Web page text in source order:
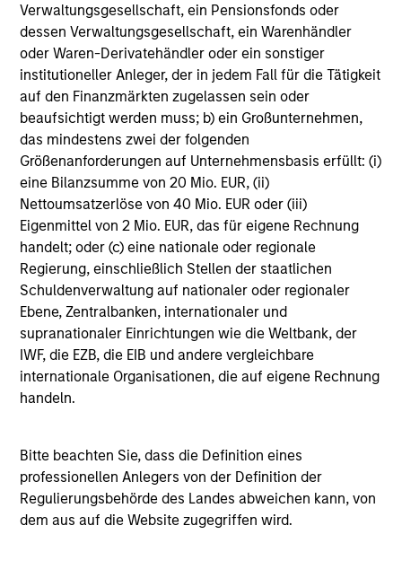
Verwaltungsgesellschaft, ein Pensionsfonds oder
dessen Verwaltungsgesellschaft, ein Warenhändler
oder Waren-Derivatehändler oder ein sonstiger
institutioneller Anleger, der in jedem Fall für die Tätigkeit
auf den Finanzmärkten zugelassen sein oder
beaufsichtigt werden muss; b) ein Großunternehmen,
das mindestens zwei der folgenden
Größenanforderungen auf Unternehmensbasis erfüllt: (i)
eine Bilanzsumme von 20 Mio. EUR, (ii)
Nettoumsatzerlöse von 40 Mio. EUR oder (iii)
Eigenmittel von 2 Mio. EUR, das für eigene Rechnung
handelt; oder (c) eine nationale oder regionale
Regierung, einschließlich Stellen der staatlichen
Schuldenverwaltung auf nationaler oder regionaler
Ebene, Zentralbanken, internationaler und
supranationaler Einrichtungen wie die Weltbank, der
IWF, die EZB, die EIB und andere vergleichbare
internationale Organisationen, die auf eigene Rechnung
handeln.
Bitte beachten Sie, dass die Definition eines
professionellen Anlegers von der Definition der
Regulierungsbehörde des Landes abweichen kann, von
dem aus auf die Website zugegriffen wird.
identify those that are fundamentally cheap.
Investment Approach
The team believes that successful investing in
securitized debt requires a long-term perspective, a
disciplined investment process, and a commitment to
research. They believe superior long-term returns can be
achieved by combining strategic portfolio-structure
decisions with sensible valuation methodologies for
selecting specific investments. Careful analysis of
mortgage market fundamentals must be grounded in
price-valuation disciplines, and these analyses must be
re-examined on an ongoing basis to ensure their
continued value.
(“OTC”) and span many different time zones and
geographic regions. With a new issue market and
scattered secondary market, the ability to effectively
transact on an idea makes a substantial difference. As